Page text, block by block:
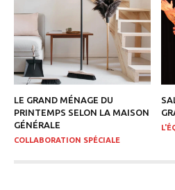
LE GRAND MÉNAGE DU
PRINTEMPS SELON LA MAISON
GÉNÉRALE
COLLABORATION SPÉCIALE